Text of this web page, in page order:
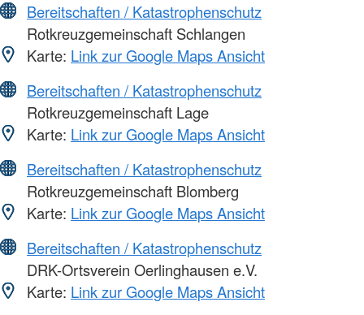
Bereitschaften / Katastrophenschutz
Rotkreuzgemeinschaft Schlangen
Karte: Link zur Google Maps Ansicht
Bereitschaften / Katastrophenschutz
Rotkreuzgemeinschaft Lage
Karte: Link zur Google Maps Ansicht
Bereitschaften / Katastrophenschutz
Rotkreuzgemeinschaft Blomberg
Karte: Link zur Google Maps Ansicht
Bereitschaften / Katastrophenschutz
DRK-Ortsverein Oerlinghausen e.V.
Karte: Link zur Google Maps Ansicht